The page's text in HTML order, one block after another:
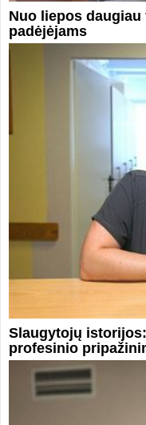
Nuo liepos
padėjėjams
Slaugytojų
profesinio